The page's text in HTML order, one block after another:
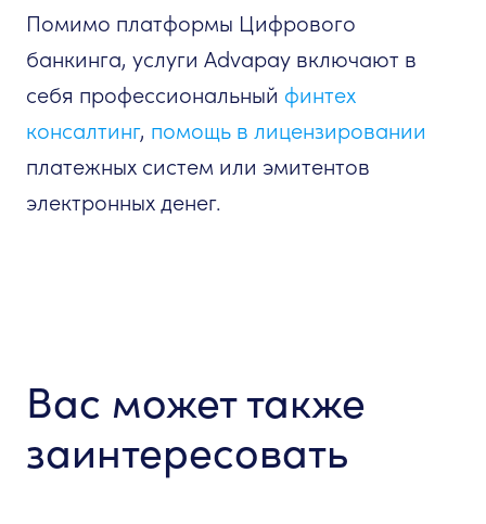
Помимо платформы Цифрового
банкинга, услуги Advapay включают в
себя профессиональный финтех
консалтинг, помощь в лицензировании
платежных систем или эмитентов
электронных денег.
Вас может также
заинтересовать